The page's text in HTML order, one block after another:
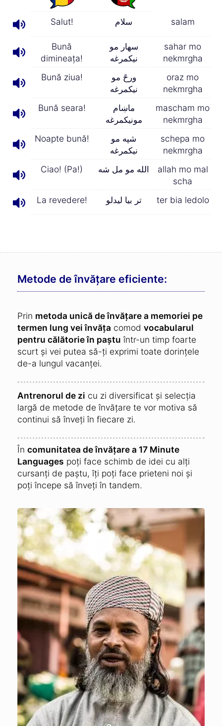
Salut! سلام salam
Bună
dimineaţa!
سهار مو
نیکمرغه
sahar mo
nekmrgha
Bună ziua!
ورحً مو
نیکمرغه
oraz mo
nekmrgha
Bună seara!
ماښام
مونیکمرغه
mascham mo
nekmrgha
Noapte bună!
شپه مو
نیکمرغه
schepa mo
nekmrgha
Ciao! (Pa!)
الله مو مل شه
allah mo mal
scha
La revedere!
تر بیا لیدلو ter bia ledolo
Metode de învățare eficiente:
Prin metoda unică de învățare a memoriei pe
termen lung vei învăța comod vocabularul
pentru călătorie în paștu într-un timp foarte
scurt și vei putea să-ți exprimi toate dorințele
de-a lungul vacanței.
Antrenorul de zi cu zi diversificat și selecția
largă de metode de învățare te vor motiva să
continui să înveți în fiecare zi.
În comunitatea de învățare a 17 Minute
Languages poți face schimb de idei cu alți
cursanți de paștu, îți poți face prieteni noi și
poți începe să înveți în tandem.